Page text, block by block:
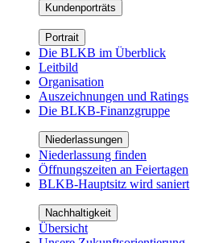
Kundenporträts
Portrait
Die BLKB im Überblick
Leitbild
Organisation
Auszeichnungen und Ratings
Die BLKB-Finanzgruppe
Niederlassungen
Niederlassung finden
Öffnungszeiten an Feiertagen
BLKB-Hauptsitz wird saniert
Nachhaltigkeit
Übersicht